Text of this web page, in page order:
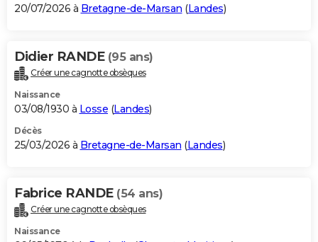
BONS PLANS
Carte de Noël
Carte Bonne année
Carte Saint-Valentin
Carte Pâques
Carte d'anniversaire
DICTIONNAIRE
Dictionnaire
Biographies
Citations
Expressions
Proverbes
PROGRAMME TV
S'inscrire
Se connecter
Lycées
Collèges
Primaires
Universités
Entreprises
Service militaire
Avis de recherche
AVIS DE DÉCÈS
Bricolage
Lifestyle
Culture
Sport
Auto
Television
Voyage
Cinema
20/07/2026 à Bretagne-de-Marsan (Landes)
Didier RANDE (95 ans)
Créer une cagnotte obsèques
Naissance
03/08/1930 à Losse (Landes)
Décès
25/03/2026 à Bretagne-de-Marsan (Landes)
Fabrice RANDE (54 ans)
Créer une cagnotte obsèques
Naissance